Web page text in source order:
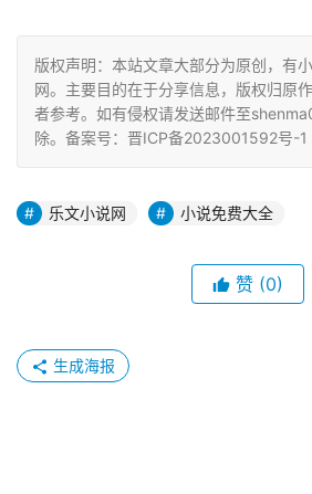
版权声明：本站文章大部分为原创，有
网。主要目的在于分享信息，版权归原
者参考。如有侵权请发送邮件至
除。备案号：晋ICP备2023001592号-1
乐文小说网 小说免费大全
赞 (0)
生成海报